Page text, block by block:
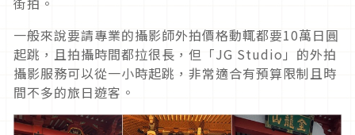
一般來說要請專業的攝影師外拍價格動輒都要10萬日圓
起跳，且拍攝時間都拉很長，但「JG Studio」的外拍
攝影服務可以從一小時起跳，非常適合有預算限制且時
間不多的旅日遊客。